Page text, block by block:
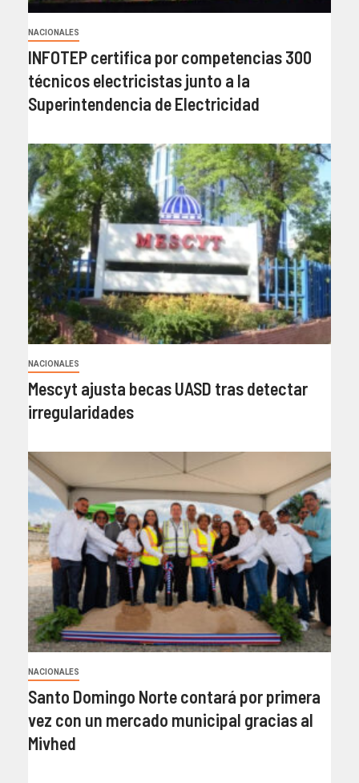
NACIONALES
INFOTEP certifica por competencias 300
técnicos electricistas junto a la
Superintendencia de Electricidad
NACIONALES
Mescyt ajusta becas UASD tras detectar
irregularidades
NACIONALES
Santo Domingo Norte contará por primera
vez con un mercado municipal gracias al
Mivhed